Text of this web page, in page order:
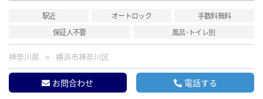
駅近 オートロック
手数料無料
保証人不要
風呂･トイレ別
神奈川県 横浜市神奈川区
お問合わせ 電話する